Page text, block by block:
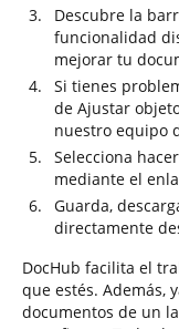
Descubre la
funcionalidad
mejorar tu
Si tienes
de Ajustar
nuestro equipo
Selecciona
mediante el
Guarda,
directamente
DocHub facilita el
que estés. Además,
documentos de un